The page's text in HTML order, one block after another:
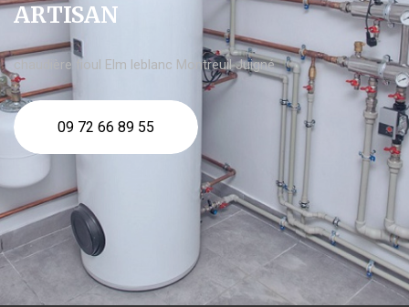
ARTISAN
chaudière fioul Elm leblanc Montreuil Juigné
09 72 66 89 55